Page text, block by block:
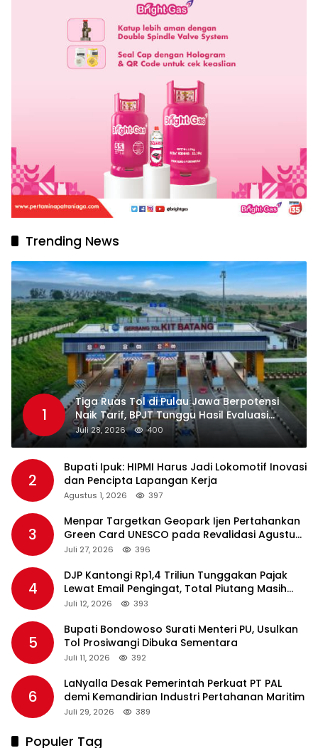
Trending News
1
Tiga Ruas Tol di Pulau Jawa Berpotensi
Naik Tarif, BPJT Tunggu Hasil Evaluasi
Standar Pelayanan
Juli 28, 2026 400
2
Bupati Ipuk: HIPMI Harus Jadi Lokomotif Inovasi
dan Pencipta Lapangan Kerja
Agustus 1, 2026 397
3
Menpar Targetkan Geopark Ijen Pertahankan
Green Card UNESCO pada Revalidasi Agustus
2026
Juli 27, 2026 396
4
DJP Kantongi Rp1,4 Triliun Tunggakan Pajak
Lewat Email Pengingat, Total Piutang Masih
Rp36 Triliun
Juli 12, 2026 393
5
Bupati Bondowoso Surati Menteri PU, Usulkan
Tol Prosiwangi Dibuka Sementara
Juli 11, 2026 392
6
LaNyalla Desak Pemerintah Perkuat PT PAL
demi Kemandirian Industri Pertahanan Maritim
Juli 29, 2026 389
Populer Tag